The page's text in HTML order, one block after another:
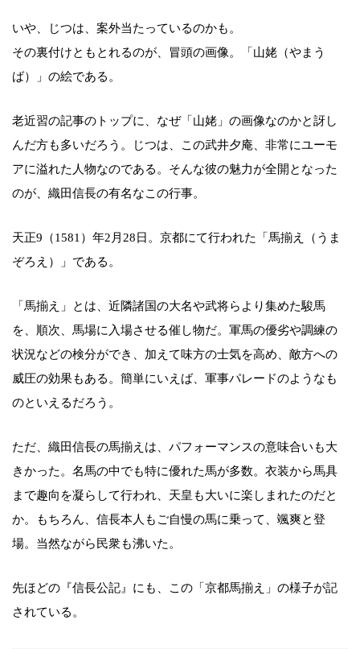
いや、じつは、案外当たっているのかも。
その裏付けともとれるのが、冒頭の画像。「山姥（やまう
ば）」の絵である。
老近習の記事のトップに、なぜ「山姥」の画像なのかと訝し
んだ方も多いだろう。じつは、この武井夕庵、非常にユーモ
アに溢れた人物なのである。そんな彼の魅力が全開となった
のが、織田信長の有名なこの行事。
天正9（1581）年2月28日。京都にて行われた「馬揃え（うま
ぞろえ）」である。
「馬揃え」とは、近隣諸国の大名や武将らより集めた駿馬
を、順次、馬場に入場させる催し物だ。軍馬の優劣や調練の
状況などの検分ができ、加えて味方の士気を高め、敵方への
威圧の効果もある。簡単にいえば、軍事パレードのようなも
のといえるだろう。
ただ、織田信長の馬揃えは、パフォーマンスの意味合いも大
きかった。名馬の中でも特に優れた馬が多数。衣装から馬具
まで趣向を凝らして行われ、天皇も大いに楽しまれたのだと
か。もちろん、信長本人もご自慢の馬に乗って、颯爽と登
場。当然ながら民衆も沸いた。
先ほどの『信長公記』にも、この「京都馬揃え」の様子が記
されている。